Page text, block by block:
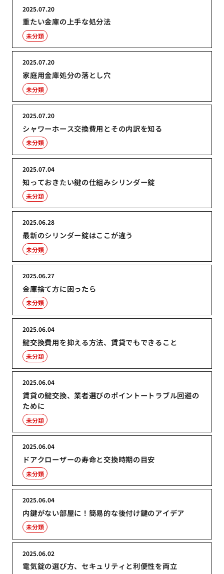
重たい金庫の上手な処分法
2025.07.20
未分類
家庭用金庫処分の落とし穴
2025.07.20
未分類
シャワーホース交換費用とその内訳を知る
2025.07.20
未分類
知っておきたい鍵の仕組みシリンダー錠
2025.07.04
未分類
最新のシリンダー錠はここが違う
2025.06.28
未分類
金庫捨て方に困ったら
2025.06.27
未分類
鍵交換費用を抑える方法、賃貸でもできること
2025.06.04
未分類
賃貸の鍵交換、業者選びのポイントートラブル回避の
ために
2025.06.04
未分類
ドアクローザーの寿命と交換時期の目安
2025.06.04
未分類
内鍵がない部屋に！簡易的な後付け鍵のアイデア
2025.06.04
未分類
電気錠の選び方、セキュリティと利便性を両立
2025.06.02